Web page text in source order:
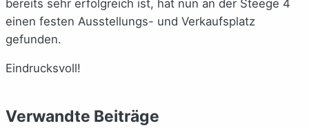
bereits sehr erfolgreich ist, hat nun an der Steege 4
einen festen Ausstellungs- und Verkaufsplatz
gefunden.
Eindrucksvoll!
Verwandte Beiträge